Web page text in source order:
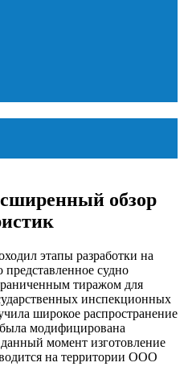
обзор
этапы разработки на
судно
тиражом для
инспекционных
широкое распространение
модифицирована
момент изготовление
на территории ООО